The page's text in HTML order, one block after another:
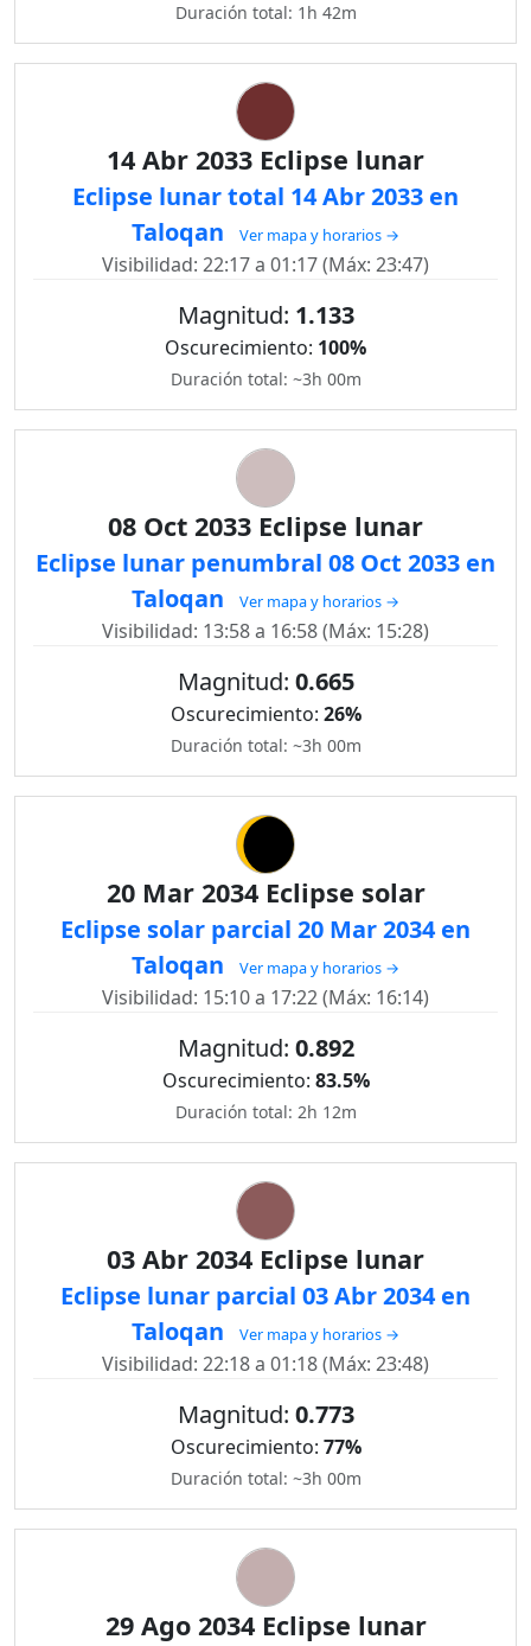
Duración total: 1h 42m
14 Abr 2033 Eclipse lunar
Eclipse lunar total 14 Abr 2033 en
Taloqan
Ver mapa y horarios →
Visibilidad: 22:17 a 01:17 (Máx: 23:47)
Magnitud: 1.133
Oscurecimiento: 100%
Duración total: ~3h 00m
08 Oct 2033 Eclipse lunar
Eclipse lunar penumbral 08 Oct 2033 en
Taloqan
Ver mapa y horarios →
Visibilidad: 13:58 a 16:58 (Máx: 15:28)
Magnitud: 0.665
Oscurecimiento: 26%
Duración total: ~3h 00m
20 Mar 2034 Eclipse solar
Eclipse solar parcial 20 Mar 2034 en
Taloqan
Ver mapa y horarios →
Visibilidad: 15:10 a 17:22 (Máx: 16:14)
Magnitud: 0.892
Oscurecimiento: 83.5%
Duración total: 2h 12m
03 Abr 2034 Eclipse lunar
Eclipse lunar parcial 03 Abr 2034 en
Taloqan
Ver mapa y horarios →
Visibilidad: 22:18 a 01:18 (Máx: 23:48)
Magnitud: 0.773
Oscurecimiento: 77%
Duración total: ~3h 00m
29 Ago 2034 Eclipse lunar